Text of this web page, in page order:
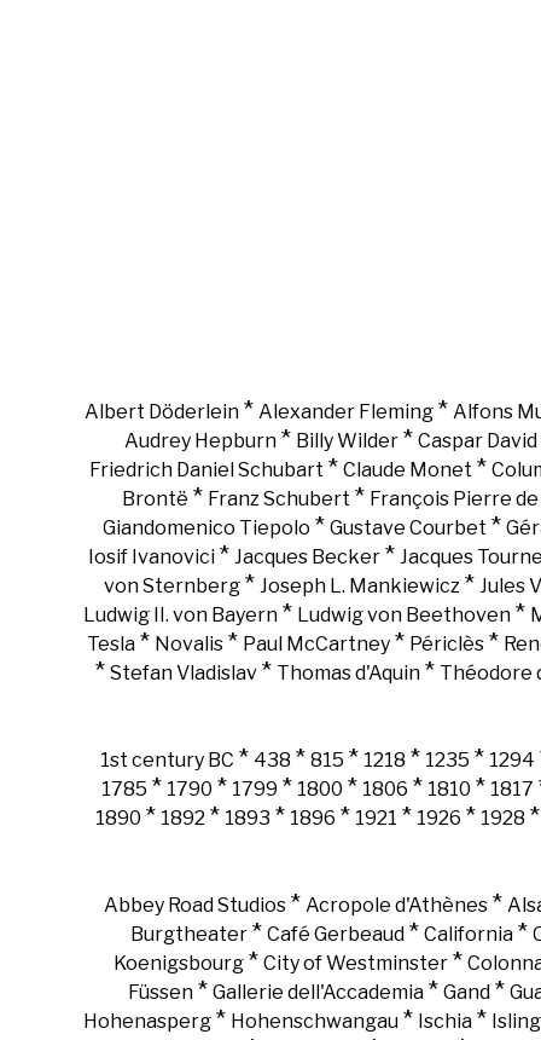
Albert Döderlein* Alexander Fleming* Alfons
Audrey Hepburn* Billy Wilder* Caspar
Friedrich Daniel Schubart * Claude Monet *
Brontë * Franz Schubert * François Pierre
Giandomenico Tiepolo * Gustave Courbet *
Iosif Ivanovici * Jacques Becker * Jacques
von Sternberg * Joseph L. Mankiewicz * Jules
Ludwig II. von Bayern * Ludwig von Beethoven *
Tesla * Novalis * Paul McCartney * Périclès *
* Stefan Vladislav * Thomas d'Aquin * Théodore
1st century BC * 438 * 815 * 1218 * 1235 * 1294
1785 * 1790 * 1799 * 1800 * 1806 * 1810 * 1817
1890 * 1892 * 1893 * 1896 * 1921 * 1926 * 1928
Abbey Road Studios* Acropole d'Athènes*
Burgtheater* Café Gerbeaud* California*
Koenigsbourg * City of Westminster *
Füssen * Gallerie dell'Accademia * Gand *
Hohenasperg* Hohenschwangau* Ischia*